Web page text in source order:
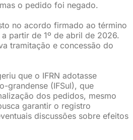
o pedido foi negado.
no acordo firmado ao término
partir de 1º de abril de 2026.
tramitação e concessão do
que o IFRN adotasse
grandense (IFSul), que
dos pedidos, mesmo
garantir o registro
discussões sobre efeitos